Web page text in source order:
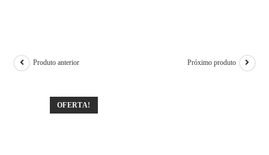
OFERTA!
Produto anterior Próximo produto